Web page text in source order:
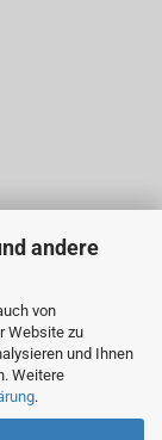
andere
von
Website zu
und Ihnen
Weitere
.